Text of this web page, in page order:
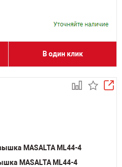
В один клик
MASALTA ML44-4